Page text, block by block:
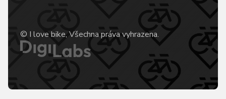
© I love bike, Všechna práva vyhrazena.